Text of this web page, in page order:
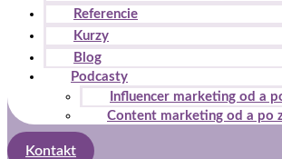
Referencie
Kurzy
Blog
Podcasty
Influencer marketing od a
Content marketing od a po
Kontakt